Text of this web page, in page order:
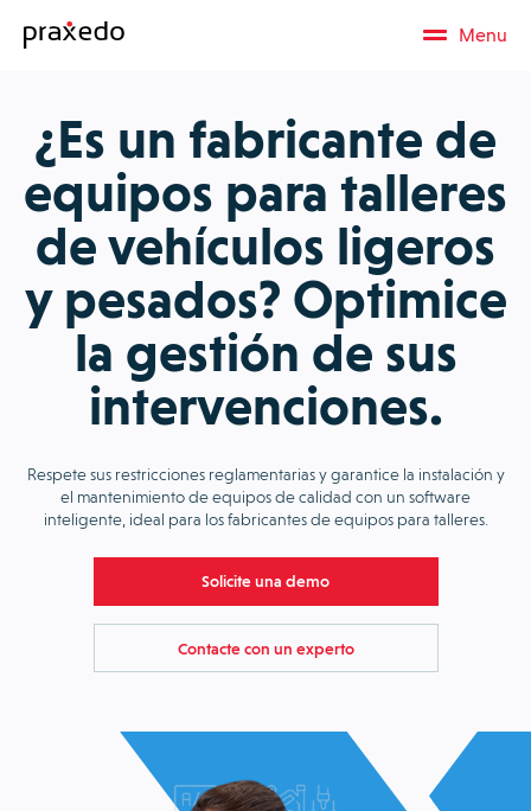
Menu
¿Es un fabricante de
equipos para talleres
de vehículos ligeros
y pesados? Optimice
la gestión de sus
intervenciones.
Respete sus restricciones reglamentarias y garantice la instalación y
el mantenimiento de equipos de calidad con un software
inteligente, ideal para los fabricantes de equipos para talleres.
Solicite una demo
Contacte con un experto